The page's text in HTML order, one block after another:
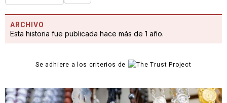
ARCHIVO
Esta historia fue publicada hace más de 1 año.
Se adhiere a los criterios de